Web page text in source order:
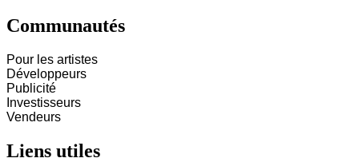
Communautés
Pour les artistes
Développeurs
Publicité
Investisseurs
Vendeurs
Liens utiles